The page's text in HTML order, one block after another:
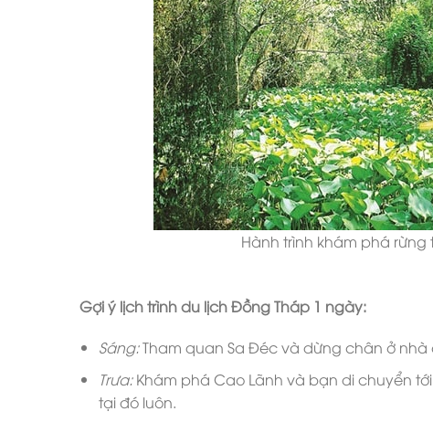
Hành trình khám phá
Gợi ý lịch trình du lịch Đồng Tháp 1 ngày:
Sáng:Tham quan Sa Đéc và dừng chân ở nhà
Trưa:Khám phá Cao Lãnh và bạn di chuyển
tại đó luôn.